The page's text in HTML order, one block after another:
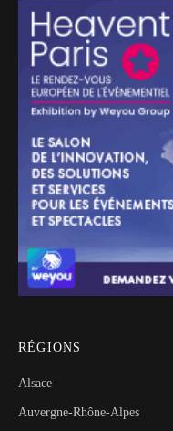
RÉGIONS
Alsace
Auvergne-Rhône-Alpes